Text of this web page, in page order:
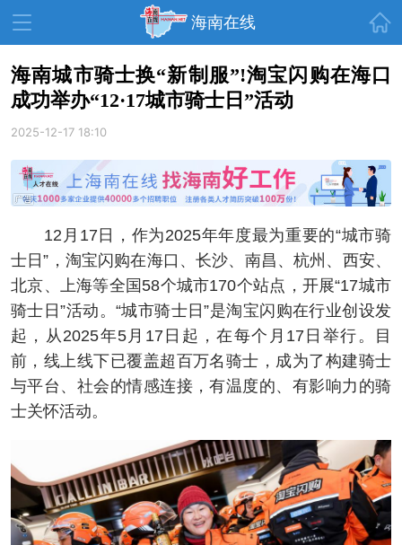
海南在线
资讯中心 热点 旅游
教育 健康 房产
生活 演出 活动
展会 走读海南 周末去哪儿
人才在线 天涯企服
海南城市骑士换“新制服”!淘宝闪购在海口
成功举办“12·17城市骑士日”活动
2025-12-17 18:10
12月17日，作为2025年年度最为重要的“城市骑
士日”，淘宝闪购在海口、长沙、南昌、杭州、西安、
北京、上海等全国58个城市170个站点，开展“17城市
骑士日”活动。“城市骑士日”是淘宝闪购在行业创设发
起，从2025年5月17日起，在每个月17日举行。目
前，线上线下已覆盖超百万名骑士，成为了构建骑士
与平台、社会的情感连接，有温度的、有影响力的骑
士关怀活动。